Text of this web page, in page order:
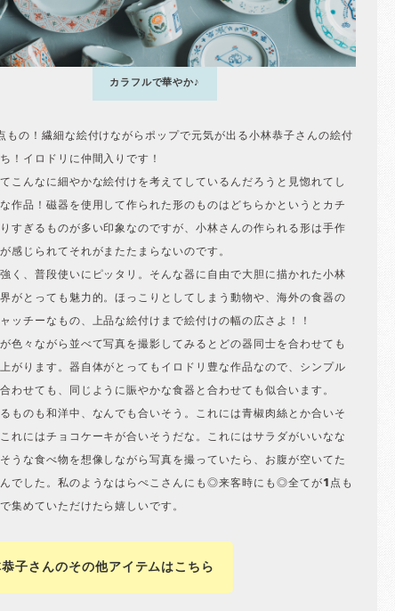
カラフルで華やか♪
もの！繊細な絵付けながらポップで元気が出る小林恭子さんの絵付
！イロドリに仲間入りです！
こんなに細やかな絵付けを考えてしているんだろうと見惚れてし
作品！磁器を使用して作られた形のものはどちらかというとカチ
すぎるものが多い印象なのですが、小林さんの作られる形は手作
感じられてそれがまたたまらないのです。
く、普段使いにピッタリ。そんな器に自由で大胆に描かれた小林
がとっても魅力的。ほっこりとしてしまう動物や、海外の食器の
ッチーなもの、上品な絵付けまで絵付けの幅の広さよ！！
色々ながら並べて写真を撮影してみるとどの器同士を合わせても
がります。器自体がとってもイロドリ豊な作品なので、シンプル
わせても、同じように賑やかな食器と合わせても似合います。
ものも和洋中、なんでも合いそう。これには青椒肉絲とか合いそ
れにはチョコケーキが合いそうだな。これにはサラダがいいなな
うな食べ物を想像しながら写真を撮っていたら、お腹が空いてた
でした。私のようなはらぺこさんにも◎来客時にも◎全てが1点も
集めていただけたら嬉しいです。
子さんのその他アイテムはこちら